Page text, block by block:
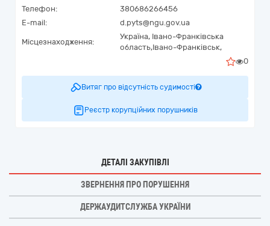
Телефон:
380686266456
E-mail:
d.pyts@ngu.gov.ua
Місцезнаходження:
Україна, Івано-Франківська
область,Івано-Франківськ,
0
Витяг про відсутність судимості
Реєстр корупційних порушників
ДЕТАЛІ ЗАКУПІВЛІ
ЗВЕРНЕННЯ ПРО ПОРУШЕННЯ
ДЕРЖАУДИТСЛУЖБА УКРАЇНИ